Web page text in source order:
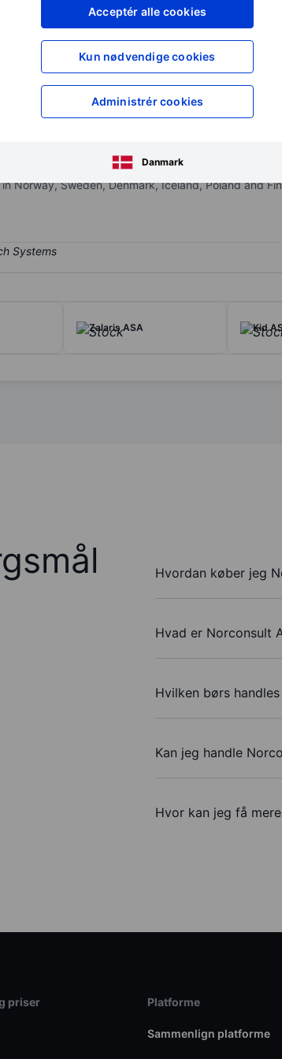
Acceptér alle cookies
Kun nødvendige cookies
Administrér cookies
Danmark
XXXXXXX
XXXXXXX
XXXXXXX
for at få
of planning and consultancy services for all
complete IT solutions for project,
development of ideas and concepts, through
Norway, Sweden, Denmark, Iceland, Poland and
Zalaris ASA Kid
Hvordan køber jeg
Hvad er Norconsult
Hvilken børs
Kan jeg handle
Hvor kan jeg få
priser Platforme
Sammenlign platforme